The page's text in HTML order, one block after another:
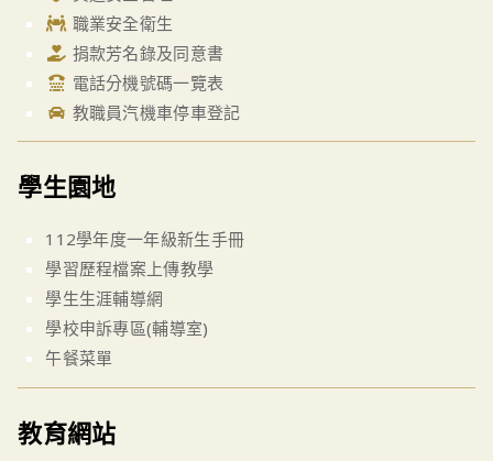
職業安全衛生
捐款芳名錄及同意書
電話分機號碼一覽表
教職員汽機車停車登記
學生園地
112學年度一年級新生手冊
學習歷程檔案上傳教學
學生生涯輔導網
學校申訴專區(輔導室)
午餐菜單
教育網站